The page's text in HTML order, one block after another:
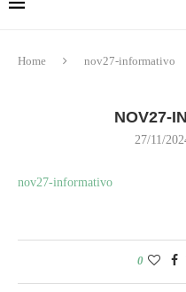
Home nov27-informativo
NOV27-
27/11/
nov27-informativo
0